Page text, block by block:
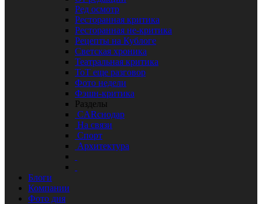
Ред осмотр
Ресторанная критика
Ресторанная не-критика
Рецепты на Кублоге
Светская хроника
Театральная критика
ТоТ еще разговор
Фото недели
Фэшн-критика
Разделы
CARснодар
На связи
Спорт
Архитектура
Блоги
Компании
Фото дня